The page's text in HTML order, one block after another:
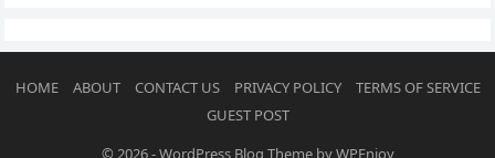
HOME ABOUT CONTACT US PRIVACY POLICY
TERMS OF SERVICE
GUEST POST
© 2026-WordPress Blog ThemebyWPEnjoy